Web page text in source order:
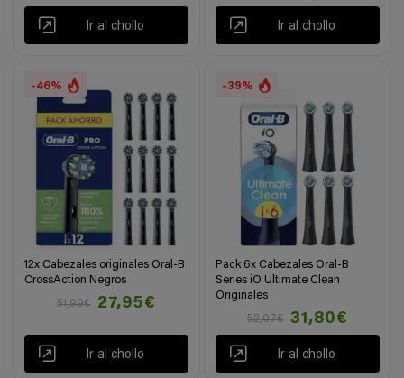
Ir al chollo Ir al chollo
-46%
12x Cabezales originales Oral-B
CrossAction Negros
51,99€
27,95€
Ir al chollo
-39%
Pack 6x Cabezales Oral-B
Series iO Ultimate Clean
Originales
52,07€
31,80€
Ir al chollo